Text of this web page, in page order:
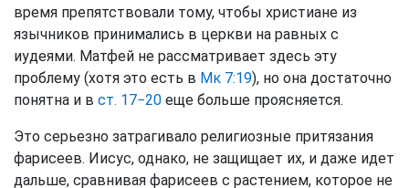
время препятствовали тому, чтобы христиане из
язычников принимались в церкви на равных с
иудеями. Матфей не рассматривает здесь эту
проблему (хотя это есть в Мк 7:19), но она достаточно
понятна и в ст. 17−20 еще больше проясняется.
Это серьезно затрагивало религиозные притязания
фарисеев. Иисус, однако, не защищает их, и даже идет
дальше, сравнивая фарисеев с растением, которое не